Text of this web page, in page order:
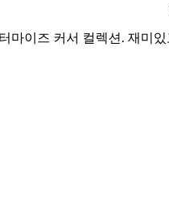
마이즈 커서 컬렉션. 재미